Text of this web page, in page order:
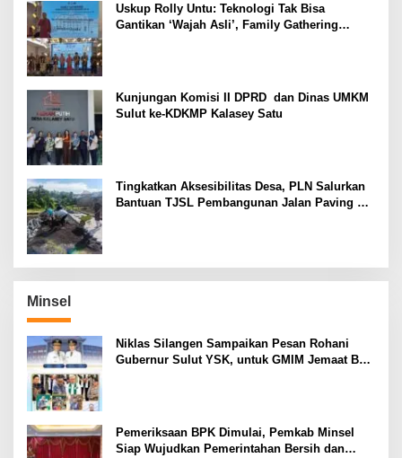
Uskup Rolly Untu: Teknologi Tak Bisa
Gantikan ‘Wajah Asli’, Family Gathering
Kunjungan Komisi II DPRD dan Dinas UMKM
Sulut ke-KDKMP Kalasey Satu
Tingkatkan Aksesibilitas Desa, PLN Salurkan
Bantuan TJSL Pembangunan Jalan Paving di
Minsel
Niklas Silangen Sampaikan Pesan Rohani
Gubernur Sulut YSK, untuk GMIM Jemaat Bait
Pemeriksaan BPK Dimulai, Pemkab Minsel
Siap Wujudkan Pemerintahan Bersih dan